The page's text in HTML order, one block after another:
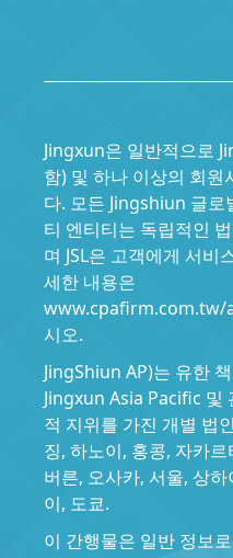
Jingxun은 일반적으로
함) 및 하나 이상의 회원
다. 모든 Jingshiun 글로
티 엔티티는 독립적인
며 JSL은 고객에게 서비
세한 내용은
www.cpafirm.com.tw/
시오.
JingShiun AP)는 유한
Jingxun Asia Pacific 및
적 지위를 가진 개별 법
징, 하노이, 홍콩, 자카
버른, 오사카, 서울, 상
이, 도쿄.
이 간행물은 일반 정보